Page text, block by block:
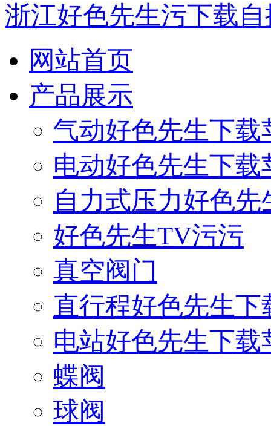
浙江好色先生污下载
网站首页
产品展示
气动好色先生下
电动好色先生下
自力式压力好色
好色先生TV污污
真空阀门
直行程好色先生
电站好色先生下
蝶阀
球阀